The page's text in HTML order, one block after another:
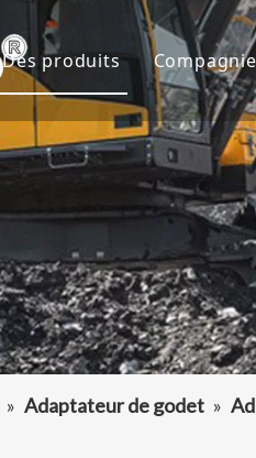
Des produits
Dents de godet
Godet d'excavatrice
Adaptateur de dents de
Autres accessoires
Compagnie
À
Culture
FAQ
» Adaptateur de godet »